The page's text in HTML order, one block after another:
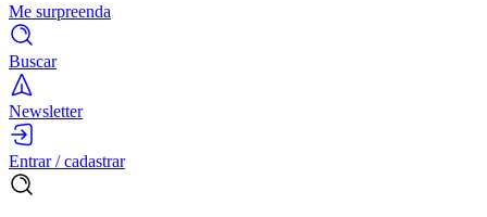
Me surpreenda
Buscar
Newsletter
Entrar / cadastrar